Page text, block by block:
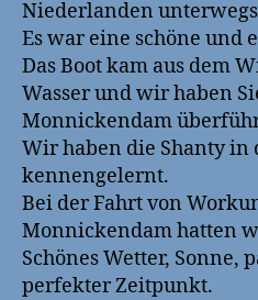
Niederlanden
Es war eine schöne und
Das Boot kam aus dem
Wasser und wir haben
Monnickendam
Wir haben die Shanty in
kennengelernt.
Bei der Fahrt von
Monnickendam hatten
Schönes Wetter, Sonne,
perfekter Zeitpunkt.